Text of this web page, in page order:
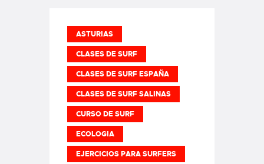
ASTURIAS
CLASES DE SURF
CLASES DE SURF ESPAÑA
CLASES DE SURF SALINAS
CURSO DE SURF
ECOLOGIA
EJERCICIOS PARA SURFERS